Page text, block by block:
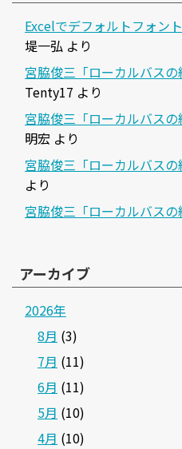
Excelでデフォルトフォン
堤一弘 より
宮脇俊三「ローカルバス
Tenty17 より
宮脇俊三「ローカルバス
明宏 より
宮脇俊三「ローカルバス
より
宮脇俊三「ローカルバス
アーカイブ
2026年
8月 (3)
7月 (11)
6月 (11)
5月 (10)
4月 (10)